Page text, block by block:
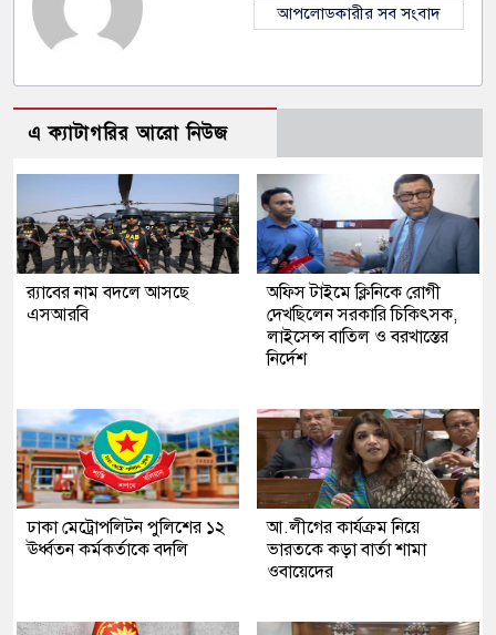
আপলোডকারীর সব সংবাদ
এ ক্যাটাগরির আরো নিউজ
র‍্যাবের নাম বদলে আসছে
এসআরবি
অফিস টাইমে ক্লিনিকে রোগী
দেখছিলেন সরকারি চিকিৎসক,
লাইসেন্স বাতিল ও বরখাস্তের
নির্দেশ
ঢাকা মেট্রোপলিটন পুলিশের ১২
ঊর্ধ্বতন কর্মকর্তাকে বদলি
আ.লীগের কার্যক্রম নিয়ে
ভারতকে কড়া বার্তা শামা
ওবায়েদের